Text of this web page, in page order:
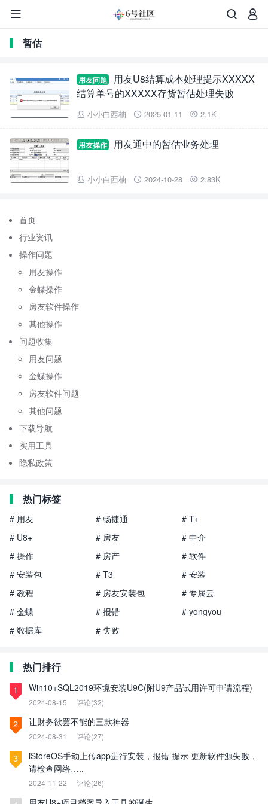



暂估
用友问题
用友U8结算成本处理提示XXXXX
结算单号的XXXXX存货暂估处理失败
 小小白西柚  2025-01-11  2.1K
用友操作 用友通中的暂估业务处理
 小小白西柚  2024-10-28  2.83K
首页
行业资讯
操作问题
用友操作
金蝶操作
房友软件操作
其他操作
问题收集
用友问题
金蝶操作
房友软件问题
其他问题
下载导航
实用工具
隐私政策
热门标签
# 用友 # 畅捷通
# T+
# U8+
# 房友
# 中介
# 操作
# 房产
# 软件
# 安装包
# T3
# 安装
# 教程
# 房友安装包
# 专属云
# 金蝶
# 报错
# yongyou
# 数据库
# 失败
热门排行
1 Win10+SQL2019环境安装U9C(附U9产品试用许可申请流程)
2024-08-15 评论(32)
2 让财务欲罢不能的三款神器
2024-08-31 评论(27)
3
iStoreOS手动上传app进行安装，报错 提示 更新软件源失败，
请检查网络…..
2024-11-22 评论(26)